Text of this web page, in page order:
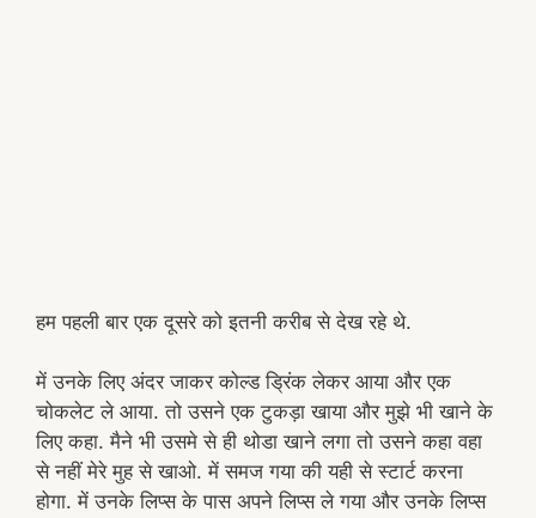
हम पहली बार एक दूसरे को इतनी करीब से देख रहे थे.
में उनके लिए अंदर जाकर कोल्ड ड्रिंक लेकर आया और एक
चोकलेट ले आया. तो उसने एक टुकड़ा खाया और मुझे भी खाने के
लिए कहा. मैने भी उसमे से ही थोडा खाने लगा तो उसने कहा वहा
से नहीं मेरे मुह से खाओ. में समज गया की यही से स्टार्ट करना
होगा. में उनके लिप्स के पास अपने लिप्स ले गया और उनके लिप्स